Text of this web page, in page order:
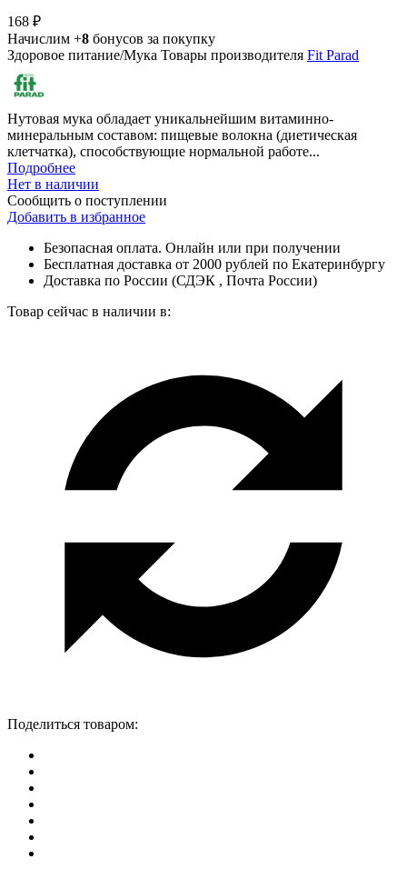
168 ₽
Начислим +8 бонусов за покупку
Здоровое питание/Мука Товары производителя Fit Parad
Нутовая мука обладает уникальнейшим витаминно-
минеральным составом: пищевые волокна (диетическая
клетчатка), способствующие нормальной работе...
Подробнее
Нет в наличии
Сообщить о поступлении
Добавить в избранное
Безопасная оплата. Онлайн или при получении
Бесплатная доставка от 2000 рублей по Екатеринбургу
Доставка по России (СДЭК , Почта России)
Товар сейчас в наличии в:
Поделиться товаром: